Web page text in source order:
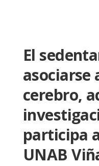
El
asociarse
cerebro,
participa
UNAB